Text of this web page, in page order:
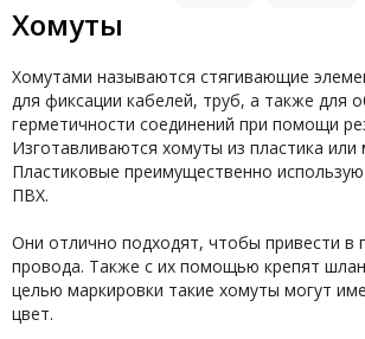
Хомуты
Хомутами называются стягивающие
для фиксации кабелей, труб, а также для
герметичности соединений при помощи
Изготавливаются хомуты из пластика или
Пластиковые преимущественно
ПВХ.
Они отлично подходят, чтобы привести в
провода. Также с их помощью крепят
целью маркировки такие хомуты могут
цвет.